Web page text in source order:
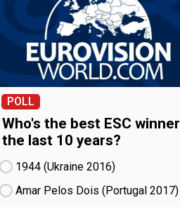
POLL
Who's the best ESC winner
the last 10 years?
1944 (Ukraine
16)
Amar Pelos Dois (Portugal
17)